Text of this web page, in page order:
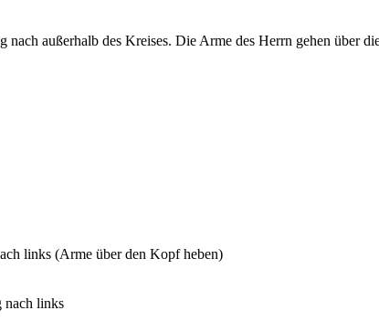
außerhalb des Kreises. Die Arme des Herrn gehen über
links (Arme über den Kopf heben)
nach links